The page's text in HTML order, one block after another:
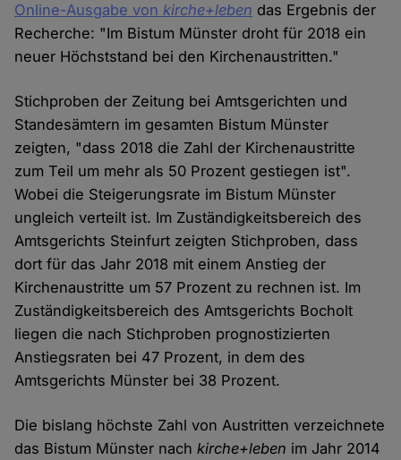
Online-Ausgabe vonkirche+leben das Ergebnis der
Recherche: "Im Bistum Münster droht für 2018 ein
neuer Höchststand bei den Kirchenaustritten."
Stichproben der Zeitung bei Amtsgerichten und
Standesämtern im gesamten Bistum Münster
zeigten, "dass 2018 die Zahl der Kirchenaustritte
zum Teil um mehr als 50 Prozent gestiegen ist".
Wobei die Steigerungsrate im Bistum Münster
ungleich verteilt ist. Im Zuständigkeitsbereich des
Amtsgerichts Steinfurt zeigten Stichproben, dass
dort für das Jahr 2018 mit einem Anstieg der
Kirchenaustritte um 57 Prozent zu rechnen ist. Im
Zuständigkeitsbereich des Amtsgerichts Bocholt
liegen die nach Stichproben prognostizierten
Anstiegsraten bei 47 Prozent, in dem des
Amtsgerichts Münster bei 38 Prozent.
Die bislang höchste Zahl von Austritten verzeichnete
das Bistum Münster nachkirche+leben im Jahr 2014